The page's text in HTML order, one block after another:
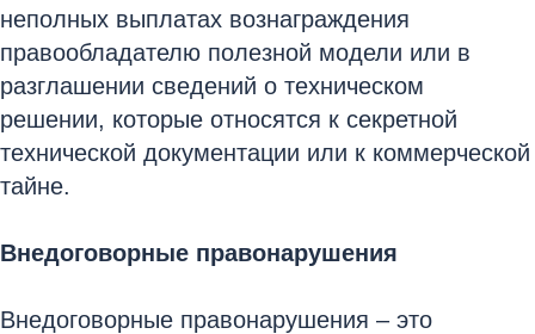
неполных выплатах вознаграждения
правообладателю полезной модели или в
разглашении сведений о техническом
решении, которые относятся к секретной
технической документации или к коммерческой
тайне.
Внедоговорные правонарушения
Внедоговорные правонарушения – это